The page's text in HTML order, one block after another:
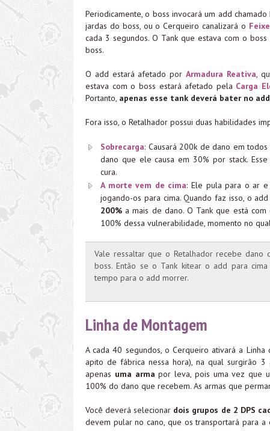
Periodicamente, o boss invocará um add
jardas do boss, ou o Cerqueiro canalizará o
cada 3 segundos. O Tank que estava com o
boss.
O add estará afetado por Armadura Reativa,
estava com o boss estará afetado pela Carga
Portanto, apenas esse tank deverá bater no add
Fora isso, o Retalhador possui duas habilidades
Sobrecarga: Causará 200k de dano em
dano que ele causa em 30% por stack.
cura.
A morte vem de cima: Ele pula para o ar e
jogando-os para cima. Quando faz isso, o
200% a mais de dano. O Tank que está
100% dessa vulnerabilidade, momento no
Vale ressaltar que o Retalhador recebe
boss. Então se o Tank kitear o add para
tempo para o add morrer.
Linha de Montagem
A cada 40 segundos, o Cerqueiro ativará a
apito de fábrica nessa hora), na qual surgirão
apenas uma arma por leva, pois uma vez que
100% do dano que recebem. As armas que
Você deverá selecionar dois grupos de 2 DPS
devem pular no cano, que os transportará para a